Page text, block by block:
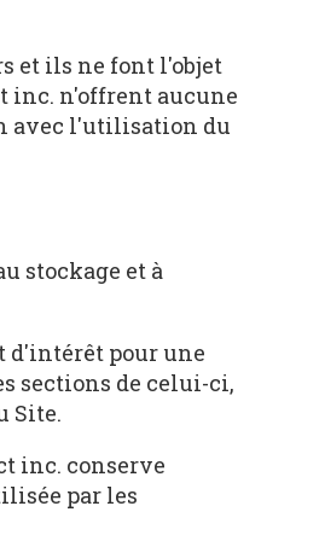
et ils ne font l'objet
inc. n'offrent aucune
avec l'utilisation du
stockage et à
d'intérêt pour une
sections de celui-ci,
Site.
inc. conserve
par les